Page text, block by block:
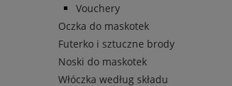
Vouchery
Oczka do maskotek
Futerko i sztuczne brody
Noski do maskotek
Włóczka według składu